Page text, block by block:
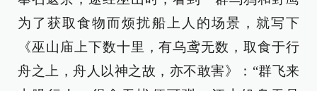
为了获取食物而烦扰船上人的场景，就写下
《巫山庙上下数十里，有乌鸢无数，取食于行
舟之上，舟人以神之故，亦不敢害》：“群飞来